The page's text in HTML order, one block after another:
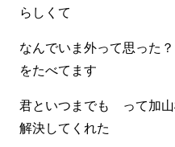
らしくて
なんでいま外って思った
をたべてます
君といつまでも って加
解決してくれた